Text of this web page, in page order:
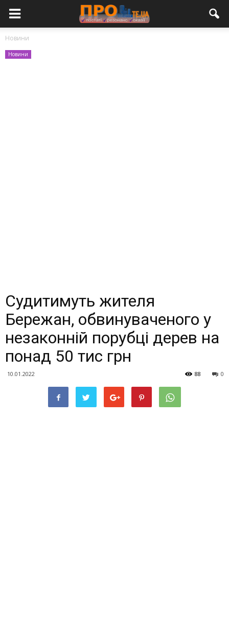
Новини
Новини
Судитимуть жителя
Бережан, обвинуваченого у
незаконній порубці дерев на
понад 50 тис грн
10.01.2022 0
88